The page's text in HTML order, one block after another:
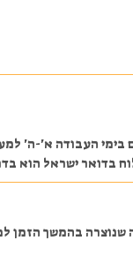
העבודה א'-ה'
כלל עד 7 ימים לעיתים
שנוצרה בהמשך הזמן